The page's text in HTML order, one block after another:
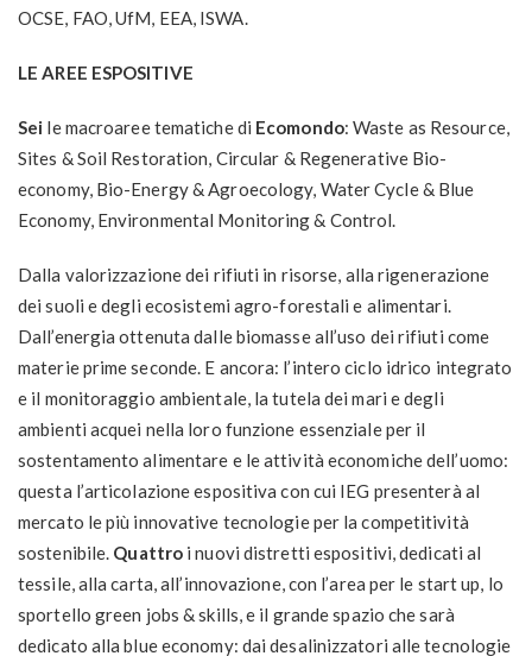
OCSE, FAO, UfM, EEA, ISWA.
LE AREE ESPOSITIVE
Sei le macroaree tematiche di Ecomondo: Waste as Resource,
Sites & Soil Restoration, Circular & Regenerative Bio-
economy, Bio-Energy & Agroecology, Water Cycle & Blue
Economy, Environmental Monitoring & Control.
Dalla valorizzazione dei rifiuti in risorse, alla rigenerazione
dei suoli e degli ecosistemi agro-forestali e alimentari.
Dall’energia ottenuta dalle biomasse all’uso dei rifiuti come
materie prime seconde. E ancora: l’intero ciclo idrico integrato
e il monitoraggio ambientale, la tutela dei mari e degli
ambienti acquei nella loro funzione essenziale per il
sostentamento alimentare e le attività economiche dell’uomo:
questa l’articolazione espositiva con cui IEG presenterà al
mercato le più innovative tecnologie per la competitività
sostenibile. Quattro i nuovi distretti espositivi, dedicati al
tessile, alla carta, all’innovazione, con l’area per le start up, lo
sportello green jobs & skills, e il grande spazio che sarà
dedicato alla blue economy: dai desalinizzatori alle tecnologie